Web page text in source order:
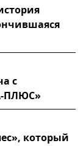
с
ПЛЮС»
который